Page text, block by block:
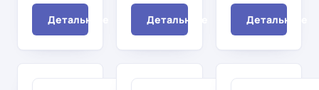
Детальніше Детальніше Детальніше